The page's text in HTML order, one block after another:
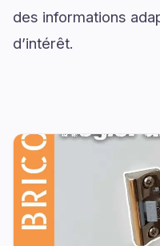
des informations
d’intérêt.